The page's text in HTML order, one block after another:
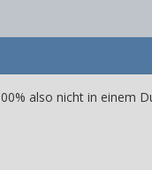
also nicht in einem